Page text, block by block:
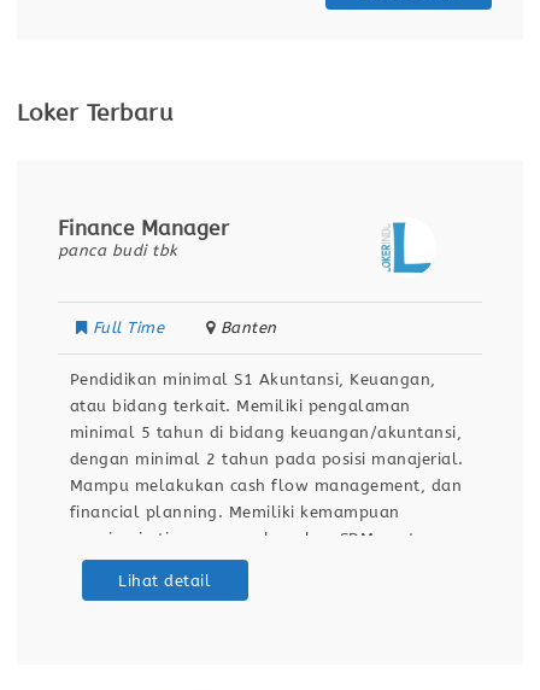
Loker Terbaru
Finance Manager
panca budi tbk
Full Time Banten
Pendidikan minimal S1 Akuntansi, Keuangan,
atau bidang terkait. Memiliki pengalaman
minimal 5 tahun di bidang keuangan/akuntansi,
dengan minimal 2 tahun pada posisi manajerial.
Mampu melakukan cash flow management, dan
financial planning. Memiliki kemampuan
memimpin tim, mengembangkan SDM, serta
melakukan evaluasi kinerja. Menguasai Microsoft
Excel dan sistem ERP/Software Akuntansi
Lihat detail